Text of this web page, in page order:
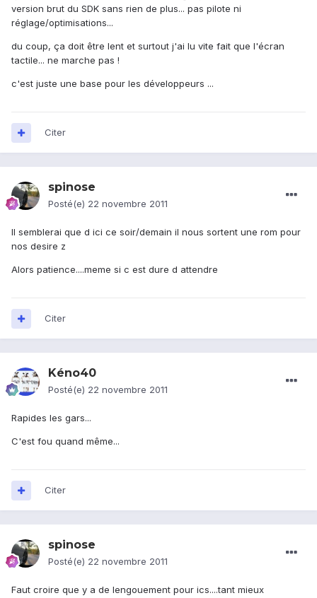
version brut du SDK sans rien de plus... pas pilote ni
réglage/optimisations...
du coup, ça doit être lent et surtout j'ai lu vite fait que l'écran
tactile... ne marche pas !
c'est juste une base pour les développeurs ...
Citer
spinose
Posté(e) 22 novembre 2011
Il semblerai que d ici ce soir/demain il nous sortent une rom pour
nos desire z
Alors patience....meme si c est dure d attendre
Citer
Kéno40
Posté(e) 22 novembre 2011
Rapides les gars...
C'est fou quand même...
Citer
spinose
Posté(e) 22 novembre 2011
Faut croire que y a de lengouement pour ics....tant mieux